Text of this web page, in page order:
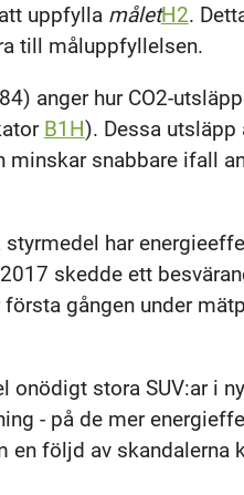
uppfylla måletH2.
till måluppfyllelsen.
anger hur CO2-
B1H). Dessa utsläpp
snabbare ifall
har
skedde ett
gången under
onödigt stora SUV:ar i
- på de mer
en följd av skandalerna